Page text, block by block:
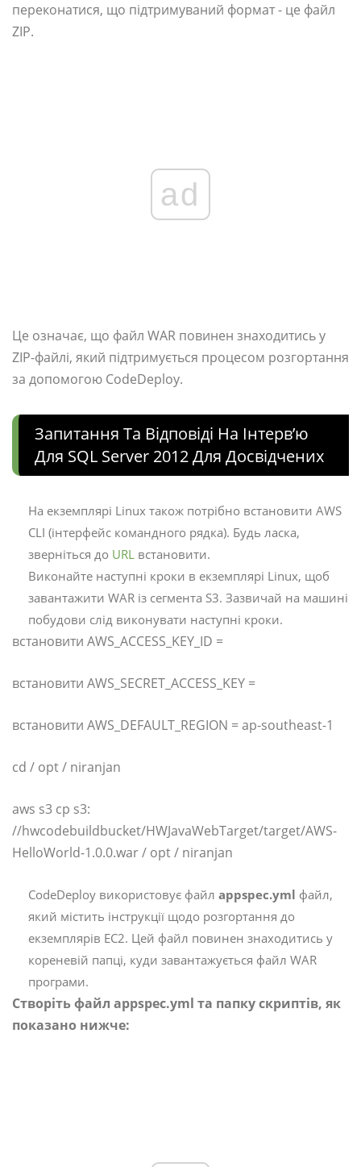
переконатися, що підтримуваний формат - це файл
ZIP.
ad
Це означає, що файл WAR повинен знаходитись у
ZIP-файлі, який підтримується процесом розгортання
за допомогою CodeDeploy.
Запитання Та Відповіді На Інтерв’ю
Для SQL Server 2012 Для Досвідчених
На екземплярі Linux також потрібно встановити AWS
CLI (інтерфейс командного рядка). Будь ласка,
зверніться до URL встановити.
Виконайте наступні кроки в екземплярі Linux, щоб
завантажити WAR із сегмента S3. Зазвичай на машині
побудови слід виконувати наступні кроки.
встановити AWS_ACCESS_KEY_ID =
встановити AWS_SECRET_ACCESS_KEY =
встановити AWS_DEFAULT_REGION = ap-southeast-1
cd / opt / niranjan
aws s3 cp s3:
//hwcodebuildbucket/HWJavaWebTarget/target/AWS-
HelloWorld-1.0.0.war / opt / niranjan
CodeDeploy використовує файл appspec.yml файл,
який містить інструкції щодо розгортання до
екземплярів EC2. Цей файл повинен знаходитись у
кореневій папці, куди завантажується файл WAR
програми.
Створіть файл appspec.yml та папку скриптів, як
показано нижче: